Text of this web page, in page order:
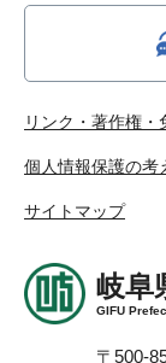
リンク・著作権・
個人情報保護の考
サイトマップ
岐阜
GIFU
〒500-